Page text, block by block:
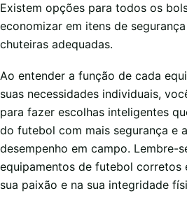
Existem opções para todos os
economizar em itens de
chuteiras adequadas.
Ao entender a função de cada
suas necessidades individuais,
para fazer escolhas inteligentes
do futebol com mais segurança e
desempenho em campo. Lembre-
equipamentos de futebol corretos
sua paixão e na sua integridade